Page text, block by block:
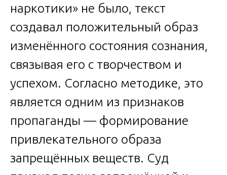
наркотики» не было, текст
создавал положительный образ
изменённого состояния сознания,
связывая его с творчеством и
успехом. Согласно методике, это
является одним из признаков
пропаганды — формирование
привлекательного образа
запрещённых веществ. Суд